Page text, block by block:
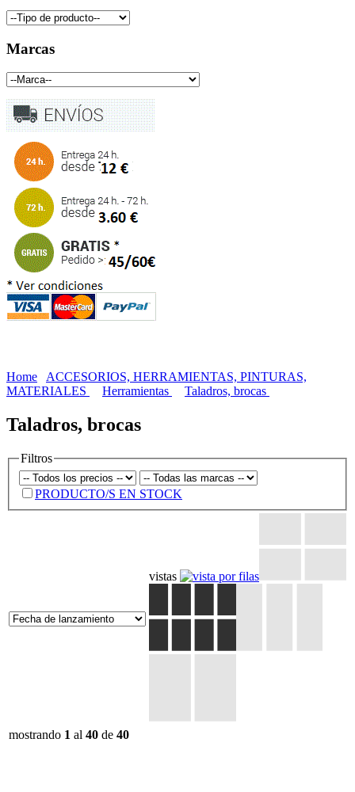
Marcas
Home
ACCESORIOS, HERRAMIENTAS, PINTURAS,
MATERIALES
Herramientas Taladros, brocas
Taladros, brocas
Filtros
PRODUCTO/S EN STOCK
vistas
mostrando 1 al 40 de 40